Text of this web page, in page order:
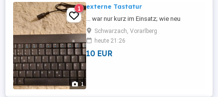
1
1 externe Tastatur
... war nur kurz im Einsatz; wie neu
Schwarzach, Vorarlberg
heute 21:26
10 EUR